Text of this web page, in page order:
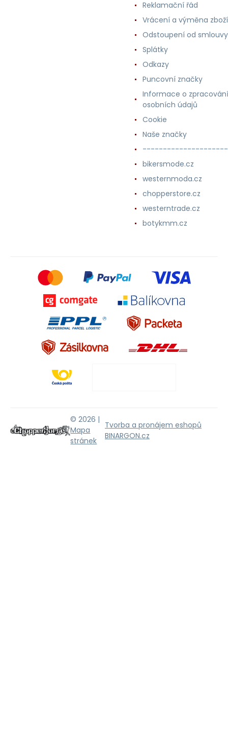
Reklamační řád
Vrácení a výměna zboží
Odstoupení od smlouvy
Splátky
Odkazy
Puncovní značky
Informace o zpracování
osobních údajů
Cookie
Naše značky
bikersmode.cz
westernmoda.cz
chopperstore.cz
westerntrade.cz
botykmm.cz
© 2026 |
Mapa
stránek
Tvorba a pronájem eshopů
BINARGON.cz